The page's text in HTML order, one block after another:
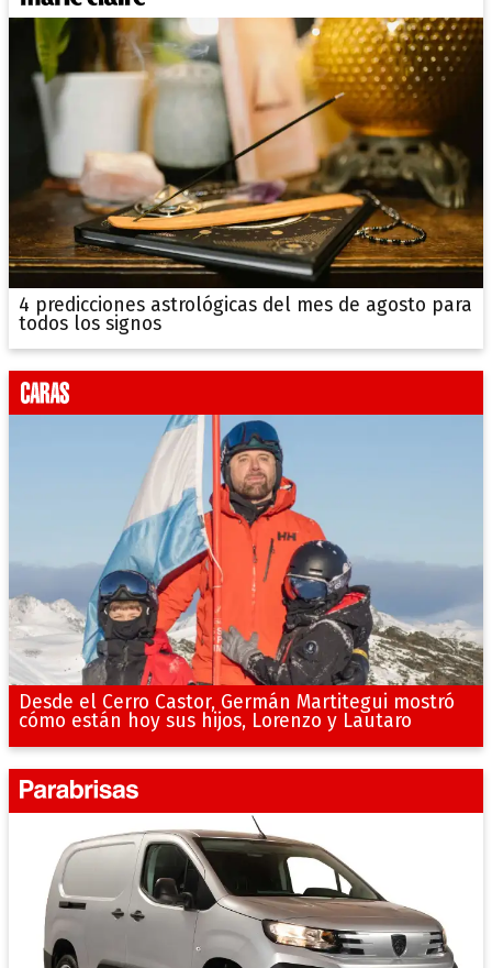
4 predicciones astrológicas del mes de agosto para
todos los signos
Desde el Cerro Castor, Germán Martitegui mostró
cómo están hoy sus hijos, Lorenzo y Lautaro